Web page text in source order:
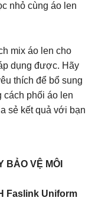
nhỏ cùng áo len
mix áo len cho
dụng được. Hãy
thích để bổ sung
cách phối áo len
sẻ kết quả với bạn
BẢO VỆ MÔI
Faslink Uniform